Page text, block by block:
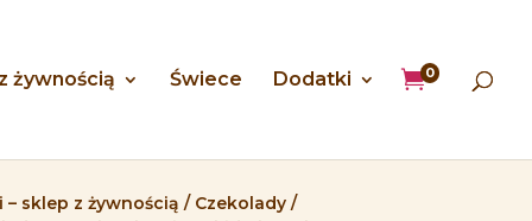
żywnością Świece Dodatki 0
– sklep z żywnością / Czekolady/